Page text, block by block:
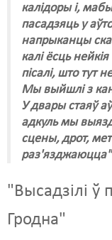
калідоры і,
пасадзяць у
напрыканцы
калі ёсць
пісалі, што тут
Мы выйшлі з
У двары стаяў
адкуль мы
сцены, дрот,
"Высадзілі ў
Гродна"